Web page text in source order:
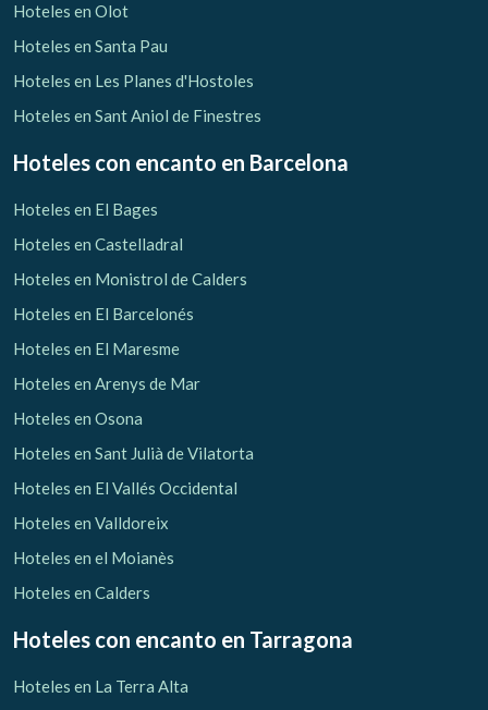
Hoteles en Olot
Hoteles en Santa Pau
Hoteles en Les Planes d'Hostoles
Hoteles en Sant Aniol de Finestres
Hoteles con encanto en Barcelona
Hoteles en El Bages
Hoteles en Castelladral
Hoteles en Monistrol de Calders
Hoteles en El Barcelonés
Hoteles en El Maresme
Hoteles en Arenys de Mar
Hoteles en Osona
Hoteles en Sant Julià de Vilatorta
Hoteles en El Vallés Occidental
Hoteles en Valldoreix
Hoteles en el Moianès
Hoteles en Calders
Hoteles con encanto en Tarragona
Hoteles en La Terra Alta